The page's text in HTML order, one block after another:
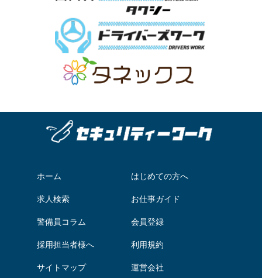
ホーム はじめての方へ
求人検索 お仕事ガイド
警備員コラム 会員登録
採用担当者様へ 利用規約
サイトマップ 運営会社